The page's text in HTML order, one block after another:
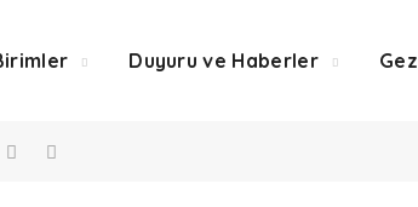
Duyuru ve Haberler